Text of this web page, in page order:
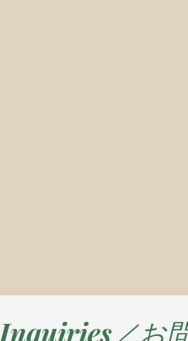
Inquiries／お